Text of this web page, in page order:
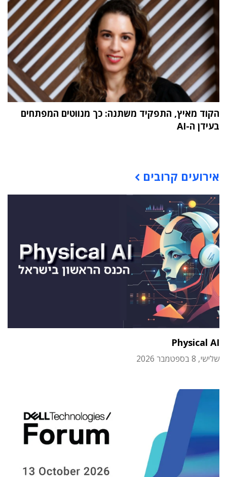
הקוד מאיץ, התפקיד משתנה: כך מנווטים המפתחים
בעידן ה-AI
אירועים קרובים
Physical AI
שלישי, 8 בספטמבר 2026